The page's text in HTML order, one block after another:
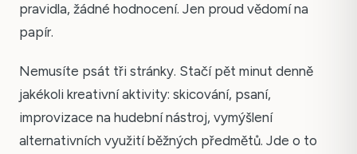
pravidla, žádné hodnocení. Jen proud vědomí na
papír.
Nemusíte psát tři stránky. Stačí pět minut denně
jakékoli kreativní aktivity: skicování, psaní,
improvizace na hudební nástroj, vymýšlení
alternativních využití běžných předmětů. Jde o to